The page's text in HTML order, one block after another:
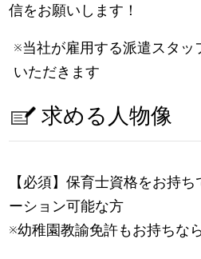
信をお願いします！
※当社が雇用する派遣スタッ
いただきます
求める人物像
【必須】保育士資格をお持
ーション可能な方
※幼稚園教諭免許もお持ちな